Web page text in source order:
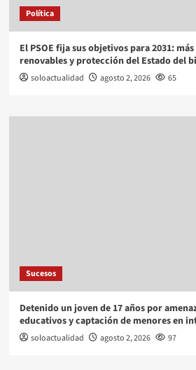
Política
El PSOE fija sus objetivos para 2031:
renovables y protección del Estado del
soloactualidad agosto 2, 2026 65
Sucesos
Detenido un joven de 17 años por
educativos y captación de menores en
soloactualidad agosto 2, 2026 97